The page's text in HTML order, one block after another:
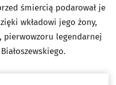
śmiercią podarował je
wkładowi jego żony,
pierwowzoru legendarnej